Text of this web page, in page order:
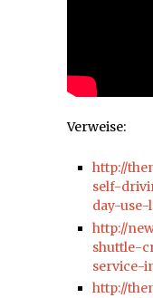
Verweise:
http://
self-
day-use-
http://
shuttle-
service-
http://